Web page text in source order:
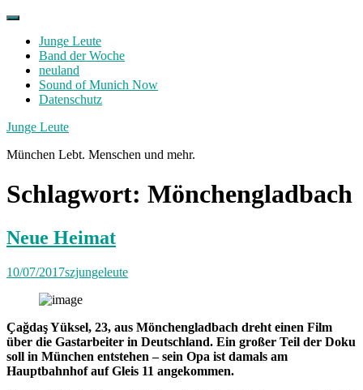
Skip
contentJunge Leute
Band der Woche
neuland
Sound of Munich Now
Datenschutz
Facebook
Twitter
Instagram
Junge Leute
München Lebt. Menschen und mehr.
Schlagwort: Mönchengladbach
Neue Heimat
10/07/2017szjungeleute
Çağdaş Yüksel, 23, aus Mönchengladbach dreht einen Film
über die Gastarbeiter in Deutschland. Ein großer Teil der Doku
soll in München entstehen – sein Opa ist damals am
Hauptbahnhof auf Gleis 11 angekommen.